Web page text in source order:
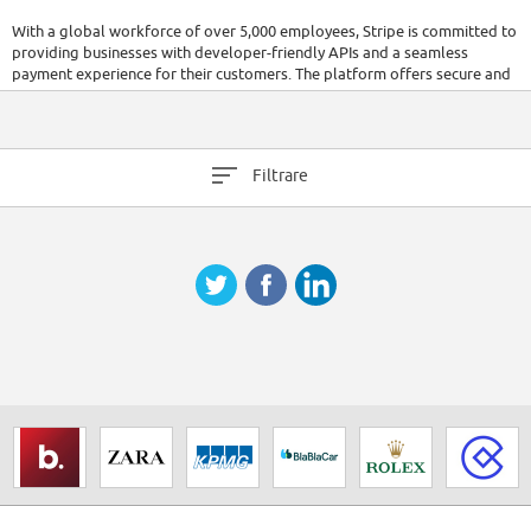
With a global workforce of over 5,000 employees, Stripe is committed to
providing businesses with developer-friendly APIs and a seamless
payment experience for their customers. The platform offers secure and
flexible payment solutions, making it a popular choice for businesses of
Filtrare